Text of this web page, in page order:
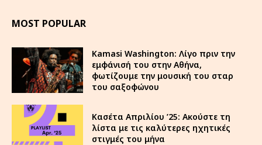
MOST POPULAR
Kamasi Washington: Λίγο πριν την
εμφάνισή του στην Αθήνα,
φωτίζουμε την μουσική του σταρ
του σαξοφώνου
Κασέτα Απριλίου ’25: Ακούστε τη
λίστα με τις καλύτερες ηχητικές
στιγμές του μήνα